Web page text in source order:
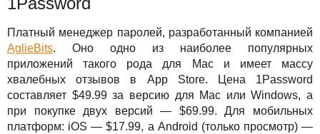
Платный менеджер паролей, разработанный компанией
AglieBits. Оно одно из наиболее популярных
приложений такого рода для Mac и имеет массу
хвалебных отзывов в App Store. Цена 1Password
составляет $49.99 за версию для Mac или Windows, а
при покупке двух версий — $69.99. Для мобильных
платформ: iOS — $17.99, а Android (только просмотр) —